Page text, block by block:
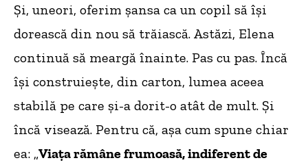
Și, uneori, oferim șansa ca un copil să își
dorească din nou să trăiască. Astăzi, Elena
continuă să meargă înainte. Pas cu pas. Încă
își construiește, din carton, lumea aceea
stabilă pe care și-a dorit-o atât de mult. Și
încă visează. Pentru că, așa cum spune chiar
ea: „Viața rămâne frumoasă, indiferent de